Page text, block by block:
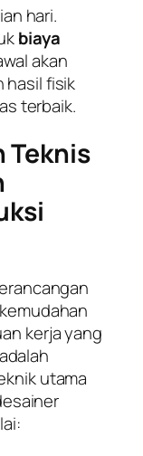
hari.
biaya
akan
hasil fisik
terbaik.
Teknis
kerja yang
utama